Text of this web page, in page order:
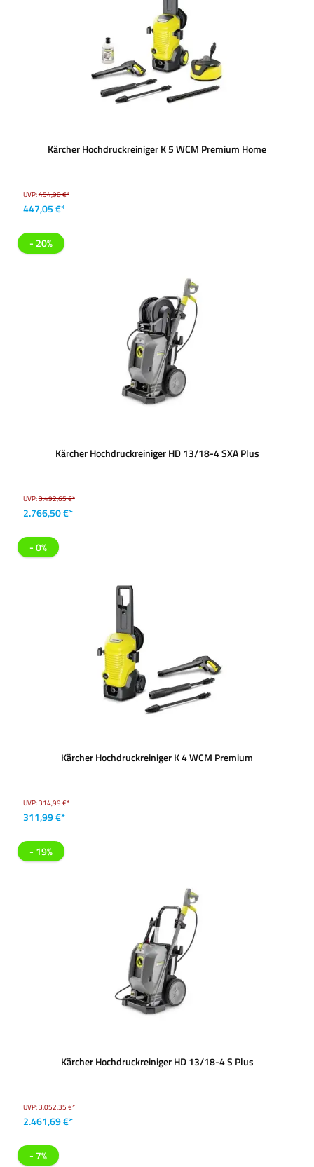
Kärcher Hochdruckreiniger K 5 WCM Premium Home
UVP:454,98 €*
447,05 €*
- 20%
Kärcher Hochdruckreiniger HD 13/18-4 SXA Plus
UVP:3.492,65 €*
2.766,50 €*
- 0%
Kärcher Hochdruckreiniger K 4 WCM Premium
UVP:314,99 €*
311,99 €*
- 19%
Kärcher Hochdruckreiniger HD 13/18-4 S Plus
UVP:3.052,35 €*
2.461,69 €*
- 7%